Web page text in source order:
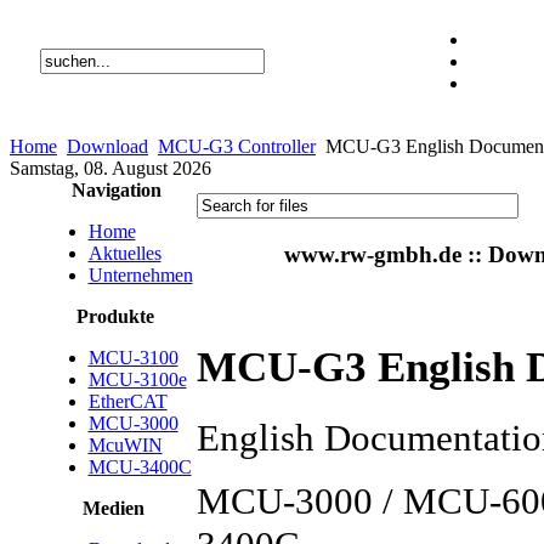
Home Download MCU-G3 Controller MCU-G3 English
Samstag, 08. August 2026
Navigation
Home
Aktuelles
Unternehmen
Produkte
MCU-3100
MCU-3100e
EtherCAT
MCU-3000
McuWIN
MCU-3400C
Medien
www.rw-gmbh.de ::
MCU-G3 English
English
MCU-3000 / MCU-